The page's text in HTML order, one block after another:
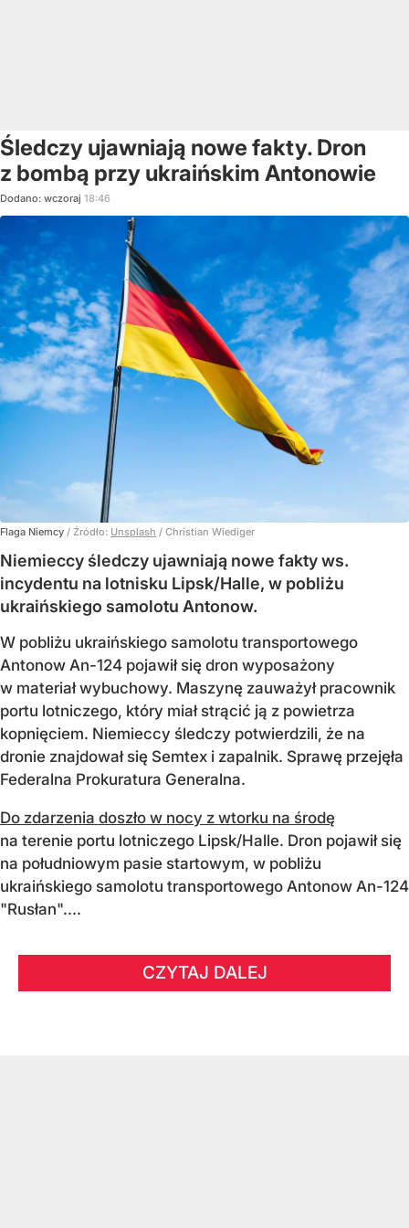
Śledczy ujawniają nowe fakty. Dron
z bombą przy ukraińskim Antonowie
Dodano: wczoraj 18:46
Flaga Niemcy / Źródło: Unsplash / Christian Wiediger
Niemieccy śledczy ujawniają nowe fakty ws.
incydentu na lotnisku Lipsk/Halle, w pobliżu
ukraińskiego samolotu Antonow.
W pobliżu ukraińskiego samolotu transportowego
Antonow An-124 pojawił się dron wyposażony
w materiał wybuchowy. Maszynę zauważył pracownik
portu lotniczego, który miał strącić ją z powietrza
kopnięciem. Niemieccy śledczy potwierdzili, że na
dronie znajdował się Semtex i zapalnik. Sprawę przejęła
Federalna Prokuratura Generalna.
Do zdarzenia doszło w nocy z wtorku na środę
na terenie portu lotniczego Lipsk/Halle. Dron pojawił się
na południowym pasie startowym, w pobliżu
ukraińskiego samolotu transportowego Antonow An-124
"Rusłan"....
CZYTAJ DALEJ